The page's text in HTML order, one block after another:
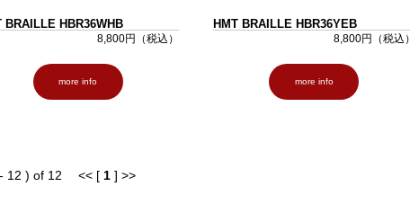
BRAILLE HBR36WHB
8,800円（税込）
more info
HMT BRAILLE HBR36YEB
8,800円（税込）
more info
12 ) of 12 << [ 1 ] >>